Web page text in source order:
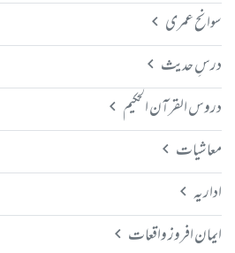
سوانح عمری
درسِ حدیث
دروس القرآن الحکیم
معاشیات
اداریہ
ایمان افروز واقعات